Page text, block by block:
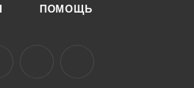
ПОМОЩЬ